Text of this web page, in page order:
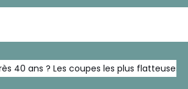
40 ans ? Les coupes les plus flatteuses